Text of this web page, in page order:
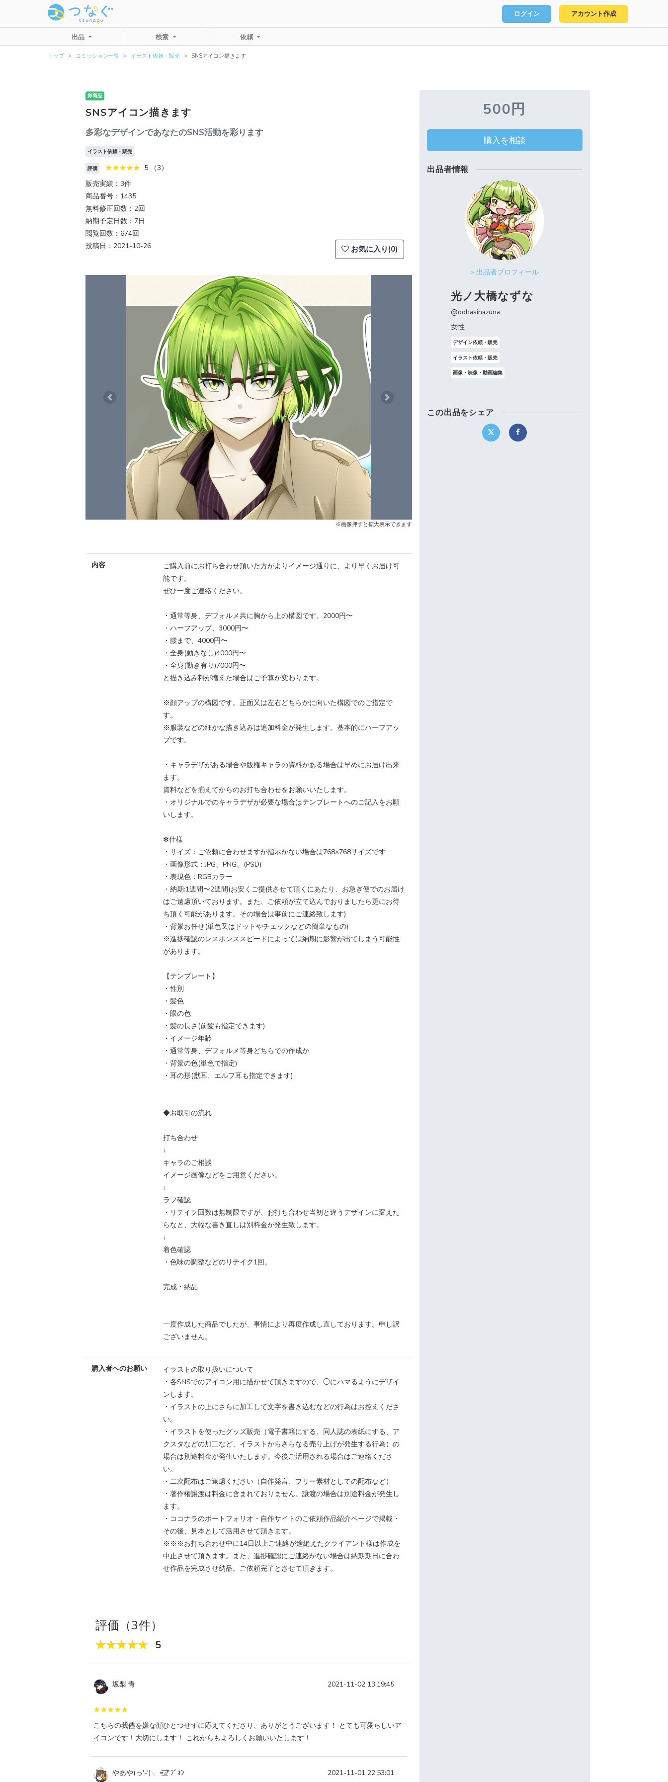
ログイン アカウント作成
出品 検索 依頼
トップ コミッション一覧 イラスト依頼・販売 SNSアイコン描きます
卵商品
SNSアイコン描きます
多彩なデザインであなたのSNS活動を彩ります
イラスト依頼・販売
評価
5 （3）
販売実績：3件
商品番号：1435
無料修正回数：2回
納期予定日数：7日
閲覧回数：674回
投稿日：2021-10-26
お気に入り(0)
Previous Next
※画像押すと拡大表示できます
内容
ご購入前にお打ち合わせ頂いた方がよりイメージ通りに、より早くお届け可
能です。
ぜひ一度ご連絡ください。
・通常等身、デフォルメ共に胸から上の構図です。2000円〜
・ハーフアップ、3000円〜
・腰まで、4000円〜
・全身(動きなし)4000円〜
・全身(動き有り)7000円〜
と描き込み料が増えた場合はご予算が変わります。
※顔アップの構図です。正面又は左右どちらかに向いた構図でのご指定で
す。
※服装などの細かな描き込みは追加料金が発生します。基本的にハーフアッ
プです。
・キャラデザがある場合や版権キャラの資料がある場合は早めにお届け出来
ます。
資料などを揃えてからのお打ち合わせをお願いいたします。
・オリジナルでのキャラデザが必要な場合はテンプレートへのご記入をお願
いします。
❇︎仕様
・サイズ：ご依頼に合わせますが指示がない場合は768×768サイズです
・画像形式：JPG、PNG、(PSD)
・表現色：RGBカラー
・納期:1週間〜2週間(お安くご提供させて頂くにあたり、お急ぎ便でのお届け
はご遠慮頂いております。また、ご依頼が立て込んでおりましたら更にお待
ち頂く可能があります。その場合は事前にご連絡致します)
・背景お任せ(単色又はドットやチェックなどの簡単なもの)
※進捗確認のレスポンススピードによっては納期に影響が出てしまう可能性
があります。
【テンプレート】
・性別
・髪色
・眼の色
・髪の長さ(前髪も指定できます)
・イメージ年齢
・通常等身、デフォルメ等身どちらでの作成か
・背景の色(単色で指定)
・耳の形(獣耳、エルフ耳も指定できます)
◆お取引の流れ
打ち合わせ
↓
キャラのご相談
イメージ画像などをご用意ください。
↓
ラフ確認
・リテイク回数は無制限ですが、お打ち合わせ当初と違うデザインに変えた
らなと、大幅な書き直しは別料金が発生致します。
↓
着色確認
・色味の調整などのリテイク1回。
完成・納品
一度作成した商品でしたが、事情により再度作成し直しております。申し訳
ございません。
購入者へのお願い
イラストの取り扱いについて
・各SNSでのアイコン用に描かせて頂きますので、◯にハマるようにデザイ
ンします。
・イラストの上にさらに加工して文字を書き込むなどの行為はお控えくださ
い。
・イラストを使ったグッズ販売（電子書籍にする、同人誌の表紙にする、ア
クスタなどの加工など、イラストからさらなる売り上げが発生する行為）の
場合は別途料金が発生いたします。今後ご活用される場合はご連絡くださ
い。
・二次配布はご遠慮ください（自作発言、フリー素材としての配布など）
・著作権譲渡は料金に含まれておりません。譲渡の場合は別途料金が発生し
ます。
・ココナラのポートフォリオ・自作サイトのご依頼作品紹介ページで掲載・
その後、見本として活用させて頂きます。
※※※お打ち合わせ中に14日以上ご連絡が途絶えたクライアント様は作成を
中止させて頂きます。また、進捗確認にご連絡がない場合は納期期日に合わ
せ作品を完成させ納品。ご依頼完了とさせて頂きます。
評価（3件）
5
坂梨 青 2021-11-02 13:19:45
こちらの我儘を嫌な顔ひとつせずに応えてくださり、ありがとうございます！ とても可愛らしいア
イコンです！大切にします！ これからもよろしくお願いいたします！
やあや(っ'-')╮ =͟͟͞🍤ﾌﾞｫﾝ 2021-11-01 22:53:01
500円
購入を相談
出品者情報
> 出品者プロフィール
光ノ大橋なずな
@oohasinazuna
女性
デザイン依頼・販売
イラスト依頼・販売
画像・映像・動画編集
この出品をシェア